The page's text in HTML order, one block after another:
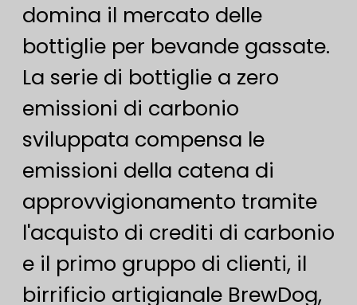
domina il mercato delle
bottiglie per bevande gassate.
La serie di bottiglie a zero
emissioni di carbonio
sviluppata compensa le
emissioni della catena di
approvvigionamento tramite
l'acquisto di crediti di carbonio
e il primo gruppo di clienti, il
birrificio artigianale BrewDog,